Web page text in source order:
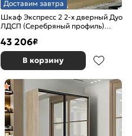
Доставим завтра
Шкаф Экспресс 2 2-х дверный Дуо
ЛДСП (Серебряный профиль)
43 206₽
В корзину